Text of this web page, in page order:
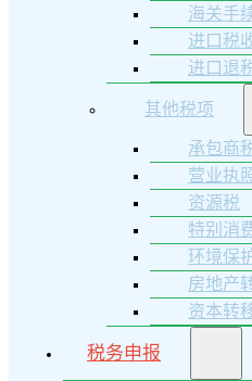
海关手
进口税
进口退
其他税项
承包商
营业执
资源税
特别消
环境保
房地产
资本转
税务申报